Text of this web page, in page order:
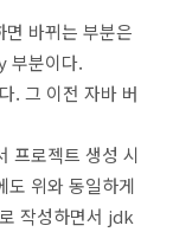
바뀌는 부분은
분이다.
. 그 이전 자바 버
로젝트 생성 시
위와 동일하게
작성하면서 jdk